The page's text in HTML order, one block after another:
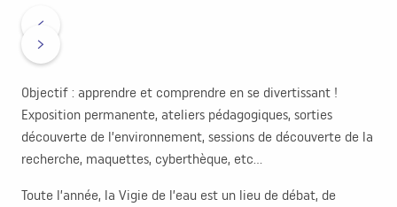
Objectif : apprendre et comprendre en se divertissant !
Exposition permanente, ateliers pédagogiques, sorties
découverte de l’environnement, sessions de découverte de la
recherche, maquettes, cyberthèque, etc…
Toute l’année, la Vigie de l’eau est un lieu de débat, de